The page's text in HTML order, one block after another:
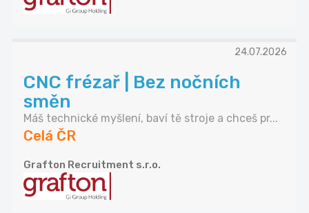
24.07.2026
CNC frézař | Bez nočních
směn
Máš technické myšlení, baví tě stroje a chceš pr...
Celá ČR
Grafton Recruitment s.r.o.